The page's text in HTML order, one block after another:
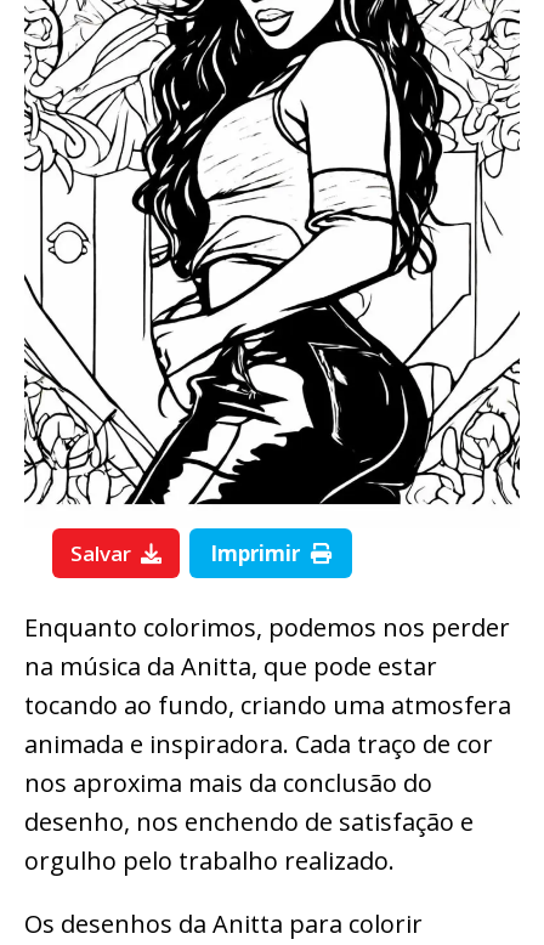
Salvar Imprimir
Enquanto colorimos, podemos nos perder
na música da Anitta, que pode estar
tocando ao fundo, criando uma atmosfera
animada e inspiradora. Cada traço de cor
nos aproxima mais da conclusão do
desenho, nos enchendo de satisfação e
orgulho pelo trabalho realizado.
Os desenhos da Anitta para colorir